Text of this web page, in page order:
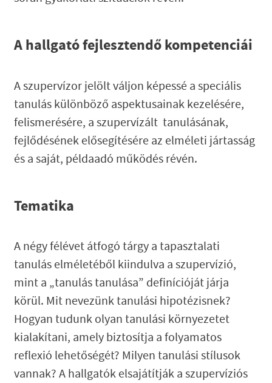
A hallgató fejlesztendő kompetenciái
A szupervízor jelölt váljon képessé a speciális
tanulás különböző aspektusainak kezelésére,
felismerésére, a szupervízált tanulásának,
fejlődésének elősegítésére az elméleti jártasság
és a saját, példaadó működés révén.
Tematika
A négy félévet átfogó tárgy a tapasztalati
tanulás elméletéből kiindulva a szupervízió,
mint a „tanulás tanulása” definícióját járja
körül. Mit nevezünk tanulási hipotézisnek?
Hogyan tudunk olyan tanulási környezetet
kialakítani, amely biztosítja a folyamatos
reflexió lehetőségét? Milyen tanulási stílusok
vannak? A hallgatók elsajátítják a szupervíziós